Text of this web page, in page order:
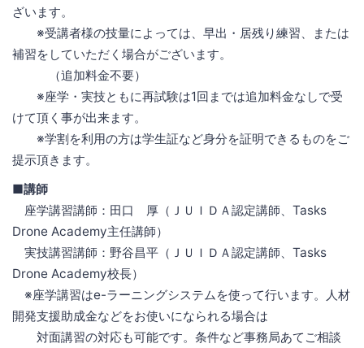
ざいます。
※受講者様の技量によっては、早出・居残り練習、または
補習をしていただく場合がございます。
（追加料金不要）
※座学・実技ともに再試験は1回までは追加料金なしで受
けて頂く事が出来ます。
※学割を利用の方は学生証など身分を証明できるものをご
提示頂きます。
■講師
座学講習講師：田口 厚（ＪＵＩＤＡ認定講師、Tasks
Drone Academy主任講師）
実技講習講師：野谷昌平（ＪＵＩＤＡ認定講師、Tasks
Drone Academy校長）
※座学講習はe-ラーニングシステムを使って行います。人材
開発支援助成金などをお使いになられる場合は
対面講習の対応も可能です。条件など事務局あてご相談